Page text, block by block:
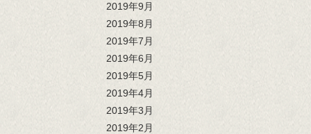
2019年9月
2019年8月
2019年7月
2019年6月
2019年5月
2019年4月
2019年3月
2019年2月